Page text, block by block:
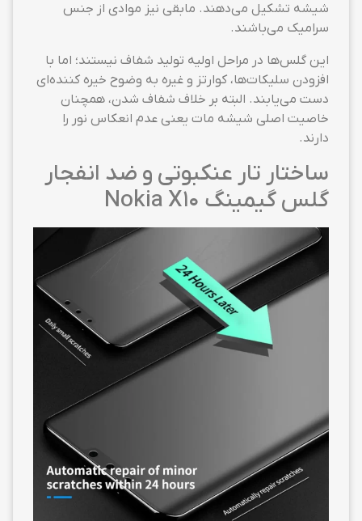
شیشه تشکیل می‌دهند. مابقی نیز موادی از جنس
سرامیک می‌باشند.
این گلس‌ها در مراحل اولیه تولید شفاف نیستند؛ اما با
افزودن سلیکات‌ها، کوارتز و غیره به وضوح خیره کننده‌ای
دست می‌یابند. البته بر خلاف شفاف شدن، همچنان
خاصیت اصلی شیشه مات یعنی عدم انعکاس نور را
دارند.
ساختار تار عنکبوتی و ضد انفجار
گلس گیمینگ Nokia X10